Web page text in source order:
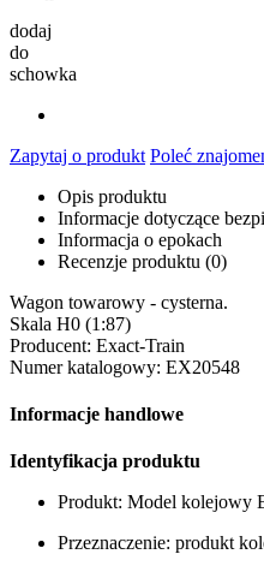
dodaj
do
schowka
Zapytaj o produkt Poleć
Opis produktu
Informacje dotyczące
Informacja o epokach
Recenzje produktu (0)
Wagon towarowy - cysterna.
Skala H0 (1:87)
Producent: Exact-Train
Numer katalogowy: EX20548
Informacje handlowe
Identyfikacja produktu
Produkt: Model kolejowy
Przeznaczenie: produkt